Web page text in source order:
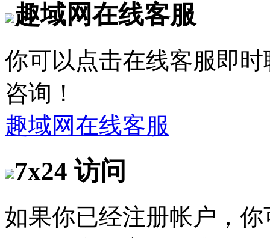
趣域网在线客服
你可以点击在线客服即
咨询！
趣域网在线客服
7x24 访问
如果你已经注册帐户，